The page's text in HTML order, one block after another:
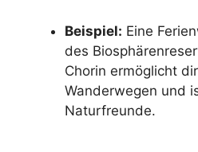
Beispiel: Eine
des
Chorin ermöglicht
Wanderwegen und
Naturfreunde.